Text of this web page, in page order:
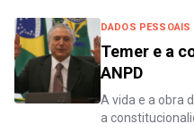
DADOS PESSOAIS
Temer e a
ANPD
A vida e a obra
a